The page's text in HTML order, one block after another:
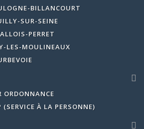
BILLANCOURT
SUR-SEINE
PERRET
LES-MOULINEAUX
ORDONNANCE
À LA PERSONNE)